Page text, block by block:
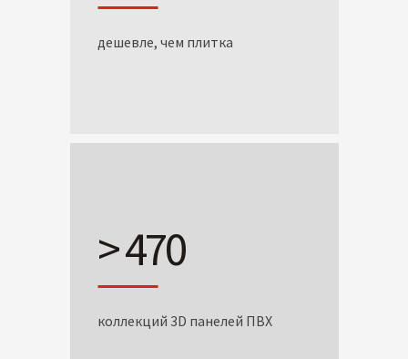
дешевле, чем плитка
> 470
коллекций 3D панелей ПВХ